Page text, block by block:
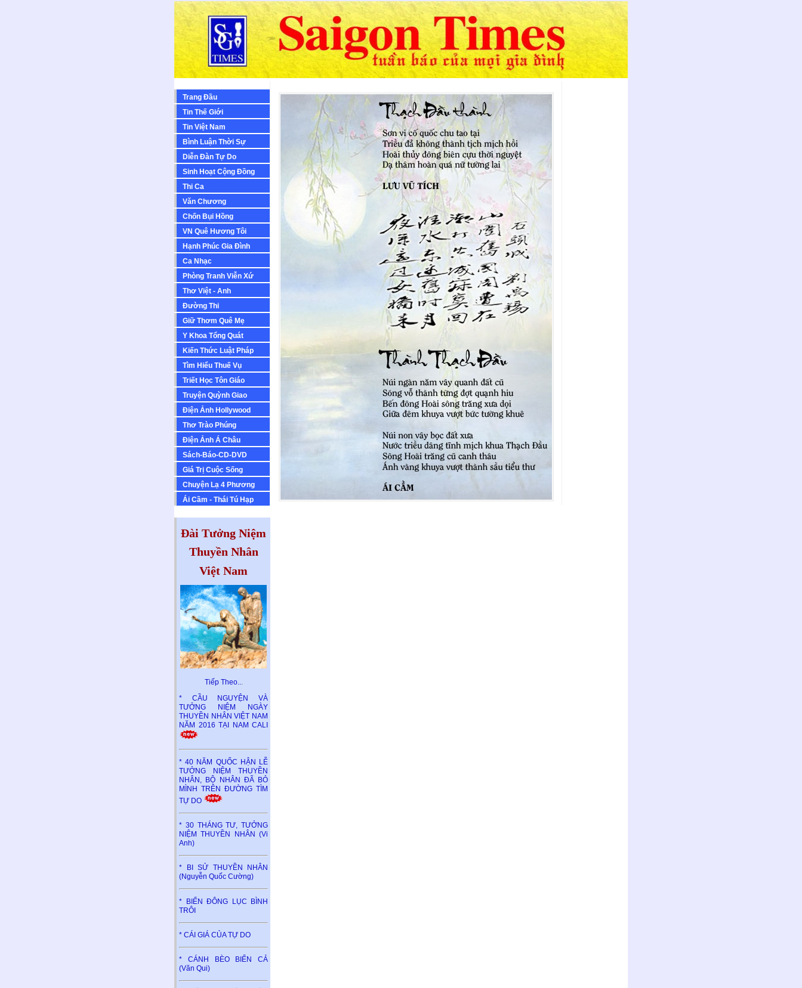
Trang Đầu
Tin Thế Giới
Tin Việt Nam
Bình Luận Thời Sự
Diễn Ðàn Tự Do
Sinh Hoạt Cộng Ðồng
Thi Ca
Văn Chương
Chốn Bụi Hồng
VN Quê Hương Tôi
Hạnh Phúc Gia Đình
Ca Nhạc
Phòng Tranh Viễn Xứ
Thơ Việt - Anh
Ðường Thi
Giữ Thơm Quê Mẹ
Y Khoa Tổng Quát
Kiến Thức Luật Pháp
Tìm Hiểu Thuế Vụ
Triết Học Tôn Giáo
Truyện Quỳnh Giao
Ðiện Ảnh Hollywood
Thơ Trào Phúng
Ðiện Ảnh Á Châu
Sách-Báo-CD-DVD
Giá Trị Cuộc Sống
Chuyện Lạ 4 Phương
Ái Cầm - Thái Tú Hạp
Đài Tưởng Niệm
Thuyền Nhân
Việt Nam
Tiếp Theo...
* CẦU NGUYỆN VÀ
TƯỞNG NIỆM NGÀY
THUYỀN NHÂN VIỆT NAM
NĂM 2016 TẠI NAM CALI
* 40 NĂM QUỐC HẬN LỄ
TƯỞNG NIỆM THUYỀN
NHÂN, BỘ NHÂN ĐÃ BỎ
MÌNH TRÊN ĐƯỜNG TÌM
TỰ DO
* 30 THÁNG TƯ, TƯỞNG
NIỆM THUYỀN NHÂN (Vi
Anh)
* BI SỬ THUYỀN NHÂN
(Nguyễn Quốc Cường)
* BIỂN ĐÔNG LỤC BÌNH
TRÔI
* CÁI GIÁ CỦA TỰ DO
* CÁNH BÈO BIỂN CẢ
(Văn Qui)